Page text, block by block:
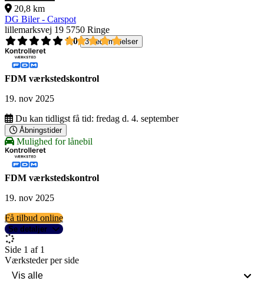
20,8 km
DG Biler - Carspot
lillemarksvej 19 5750 Ringe
5,0
3 bedømmelser
FDM værkstedskontrol
19. nov 2025
Du kan tidligst få tid: fredag d. 4. september
Åbningstider
Mulighed for lånebil
FDM værkstedskontrol
19. nov 2025
Få tilbud online
Se detaljer
Side 1 af 1
Værksteder per side